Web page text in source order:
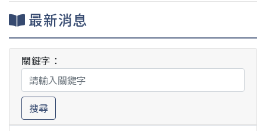
最新消息
關鍵字：
搜尋